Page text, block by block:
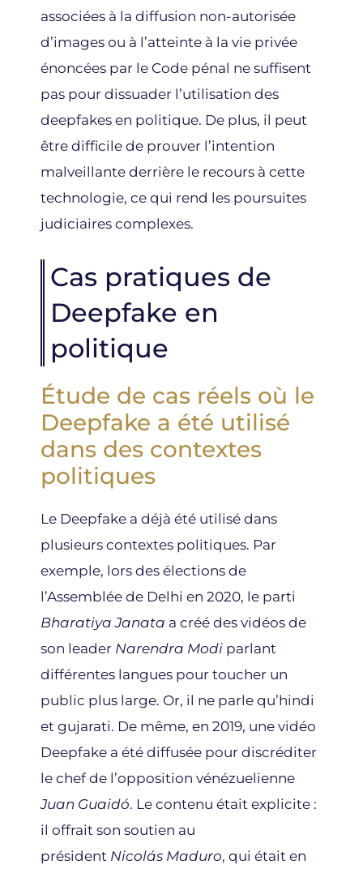
associées à la diffusion non-autorisée
d’images ou à l’atteinte à la vie privée
énoncées par le Code pénal ne suffisent
pas pour dissuader l’utilisation des
deepfakes en politique. De plus, il peut
être difficile de prouver l’intention
malveillante derrière le recours à cette
technologie, ce qui rend les poursuites
judiciaires complexes.
Cas pratiques de
Deepfake en
politique
Étude de cas réels où le
Deepfake a été utilisé
dans des contextes
politiques
Le Deepfake a déjà été utilisé dans
plusieurs contextes politiques. Par
exemple, lors des élections de
l’Assemblée de Delhi en 2020, le parti
Bharatiya Janata a créé des vidéos de
son leader Narendra Modi parlant
différentes langues pour toucher un
public plus large. Or, il ne parle qu’hindi
et gujarati. De même, en 2019, une vidéo
Deepfake a été diffusée pour discréditer
le chef de l’opposition vénézuelienne
Juan Guaidó. Le contenu était explicite :
il offrait son soutien au
président Nicolás Maduro, qui était en